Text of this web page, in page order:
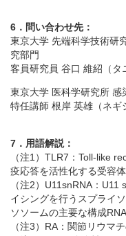
6．問い合わせ先：
東京大学 先端科学技術研
究部門
客員研究員 谷口 維紹（タ
東京大学 医科学研究所
特任講師 根岸 英雄（ネギ
7．用語解説：
（注1）TLR7：Toll-like
疫応答を活性化する受容体
（注2）U11snRNA：
イシングを行うスプライ
ソソームの主要な構成RNA
（注3）RA：関節リウマチ